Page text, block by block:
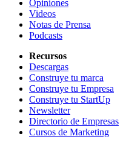
Opiniones
Videos
Notas de Prensa
Podcasts
Recursos
Descargas
Construye tu marca
Construye tu Empresa
Construye tu StartUp
Newsletter
Directorio de Empresas
Cursos de Marketing